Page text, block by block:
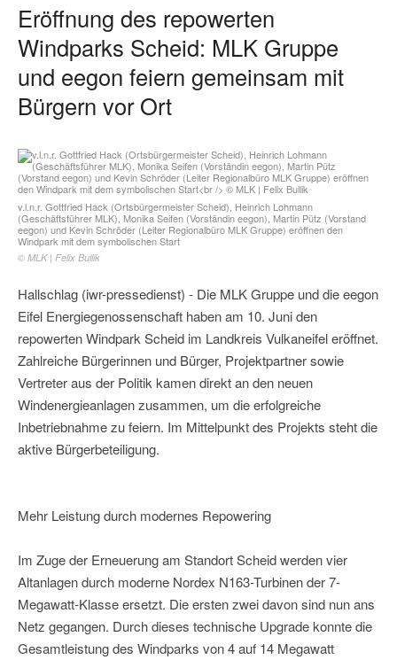
Eröffnung des repowerten
Windparks Scheid: MLK Gruppe
und eegon feiern gemeinsam mit
Bürgern vor Ort
v.l.n.r. Gottfried Hack (Ortsbürgermeister Scheid), Heinrich Lohmann
(Geschäftsführer MLK), Monika Seifen (Vorständin eegon), Martin Pütz (Vorstand
eegon) und Kevin Schröder (Leiter Regionalbüro MLK Gruppe) eröffnen den
Windpark mit dem symbolischen Start
© MLK | Felix Bullik
Hallschlag (iwr-pressedienst) - Die MLK Gruppe und die eegon
Eifel Energiegenossenschaft haben am 10. Juni den
repowerten Windpark Scheid im Landkreis Vulkaneifel eröffnet.
Zahlreiche Bürgerinnen und Bürger, Projektpartner sowie
Vertreter aus der Politik kamen direkt an den neuen
Windenergieanlagen zusammen, um die erfolgreiche
Inbetriebnahme zu feiern. Im Mittelpunkt des Projekts steht die
aktive Bürgerbeteiligung.
Mehr Leistung durch modernes Repowering
Im Zuge der Erneuerung am Standort Scheid werden vier
Altanlagen durch moderne Nordex N163-Turbinen der 7-
Megawatt-Klasse ersetzt. Die ersten zwei davon sind nun ans
Netz gegangen. Durch dieses technische Upgrade konnte die
Gesamtleistung des Windparks von 4 auf 14 Megawatt